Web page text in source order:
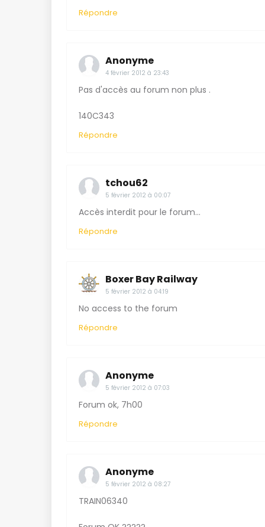
Répondre
Anonyme
4 février 2012 à 23:43
Pas d'accès au forum non plus .
140C343
Répondre
tchou62
5 février 2012 à 00:07
Accès interdit pour le forum...
Répondre
Boxer Bay Railway
5 février 2012 à 04:19
No access to the forum
Répondre
Anonyme
5 février 2012 à 07:03
Forum ok, 7h00
Répondre
Anonyme
5 février 2012 à 08:27
TRAIN06340